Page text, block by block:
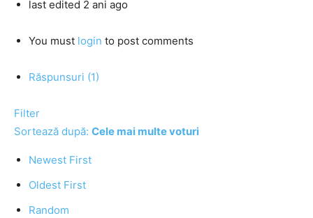
last edited 2 ani ago
You must login to post comments
Răspunsuri (1)
Filter
Sortează după: Cele mai multe voturi
Newest First
Oldest First
Random